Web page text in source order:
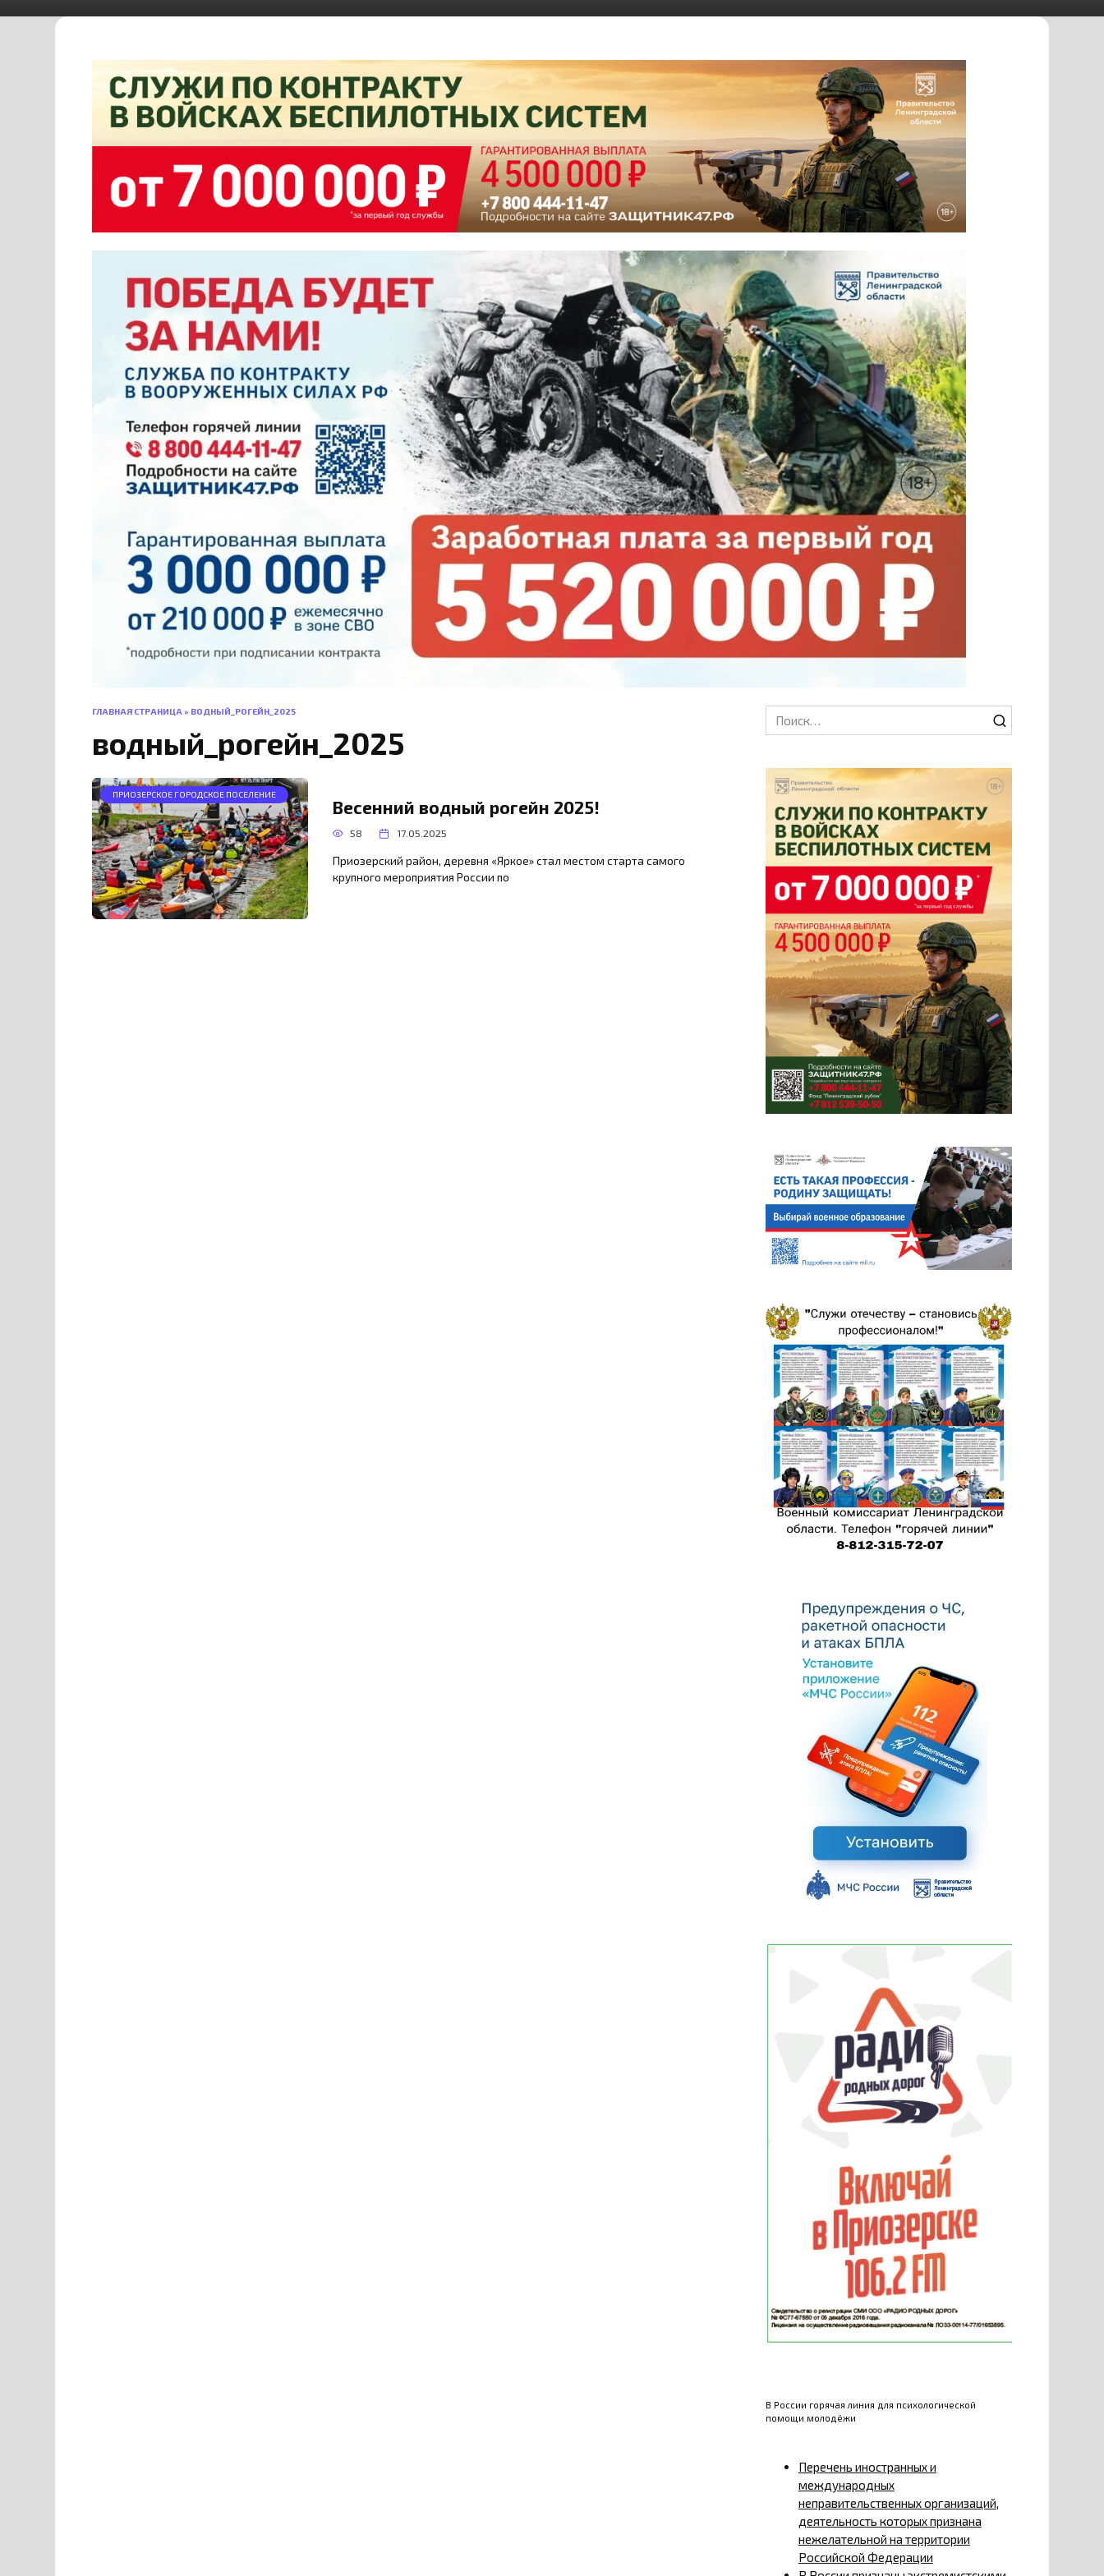
ГЛАВНАЯ СТРАНИЦА» ВОДНЫЙ_РОГЕЙН_2025
водный_рогейн_2025
ПРИОЗЕРСКОЕ ГОРОДСКОЕ ПОСЕЛЕНИЕ
Весенний водный рогейн 2025!
58 17.05.2025
Приозерский район, деревня «Яркое» стал местом старта самого
крупного мероприятия России по
Search
for:
В России горячая линия для психологической
помощи молодёжи
Перечень иностранных и
международных
неправительственных организаций,
деятельность которых признана
нежелательной на территории
Российской Федерации